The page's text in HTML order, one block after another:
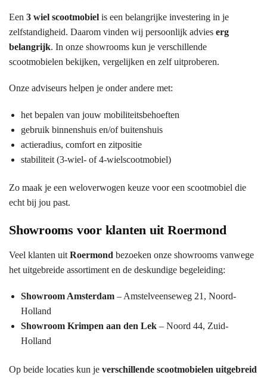
Een 3 wiel scootmobiel is een belangrijke investering in je
zelfstandigheid. Daarom vinden wij persoonlijk advies erg
belangrijk. In onze showrooms kun je verschillende
scootmobielen bekijken, vergelijken en zelf uitproberen.
Onze adviseurs helpen je onder andere met:
het bepalen van jouw mobiliteitsbehoeften
gebruik binnenshuis en/of buitenshuis
actieradius, comfort en zitpositie
stabiliteit (3-wiel- of 4-wielscootmobiel)
Zo maak je een weloverwogen keuze voor een scootmobiel die
echt bij jou past.
Showrooms voor klanten uit Roermond
Veel klanten uit Roermond bezoeken onze showrooms vanwege
het uitgebreide assortiment en de deskundige begeleiding:
Showroom Amsterdam – Amstelveenseweg 21, Noord-
Holland
Showroom Krimpen aan den Lek – Noord 44, Zuid-
Holland
Op beide locaties kun je verschillende scootmobielen uitgebreid